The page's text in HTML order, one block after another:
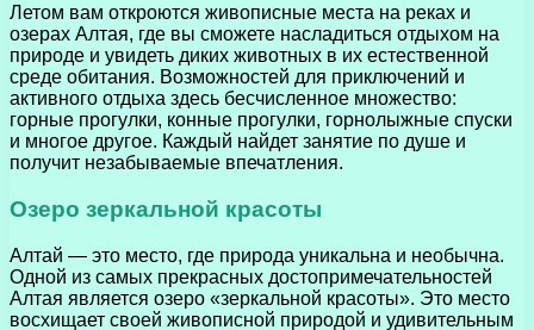
Летом вам откроются живописные места на реках и
озерах Алтая, где вы сможете насладиться отдыхом на
природе и увидеть диких животных в их естественной
среде обитания. Возможностей для приключений и
активного отдыха здесь бесчисленное множество:
горные прогулки, конные прогулки, горнолыжные спуски
и многое другое. Каждый найдет занятие по душе и
получит незабываемые впечатления.
Озеро зеркальной красоты
Алтай — это место, где природа уникальна и необычна.
Одной из самых прекрасных достопримечательностей
Алтая является озеро «зеркальной красоты». Это место
восхищает своей живописной природой и удивительным